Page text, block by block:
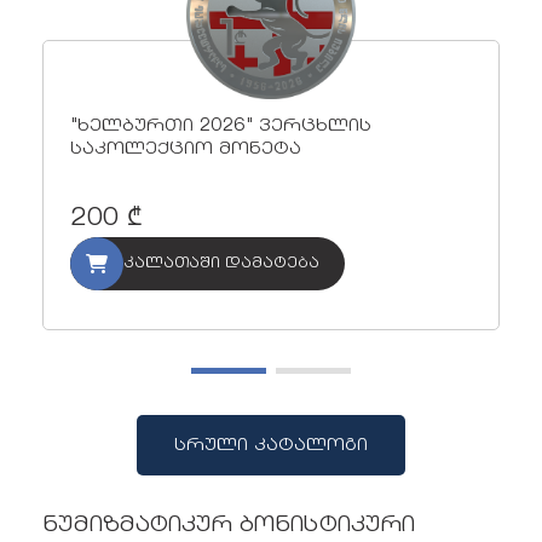
"ხელბურთი 2026" ვერცხლის
საკოლექციო მონეტა
200 ₾
კალათაში დამატება
სრული კატალოგი
ნუმიზმატიკურ ბონისტიკური